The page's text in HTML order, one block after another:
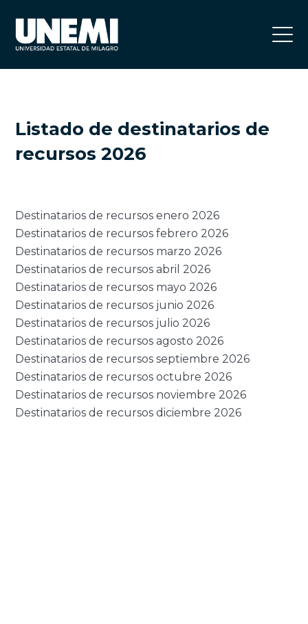
Listado de destinatarios de
recursos 2026
Destinatarios de recursos enero 2026
Destinatarios de recursos febrero 2026
Destinatarios de recursos marzo 2026
Destinatarios de recursos abril 2026
Destinatarios de recursos mayo 2026
Destinatarios de recursos junio 2026
Destinatarios de recursos julio 2026
Destinatarios de recursos agosto 2026
Destinatarios de recursos septiembre 2026
Destinatarios de recursos octubre 2026
Destinatarios de recursos noviembre 2026
Destinatarios de recursos diciembre 2026